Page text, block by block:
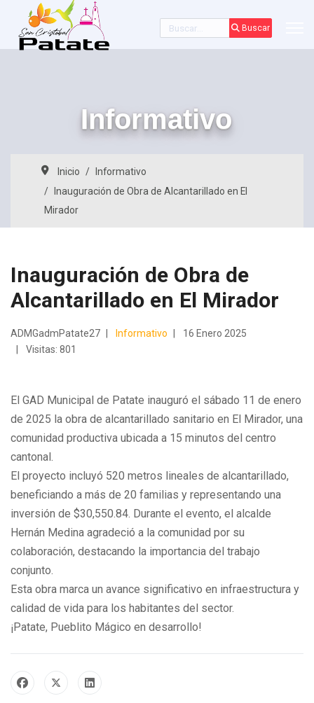
Buscar Buscar
Informativo
Inicio
Informativo
Inauguración de Obra de Alcantarillado en El
Mirador
Inauguración de Obra de
Alcantarillado en El Mirador
ADMGadmPatate27 Informativo
16 Enero 2025
Visitas: 801
El GAD Municipal de Patate inauguró el sábado 11 de enero
de 2025 la obra de alcantarillado sanitario en El Mirador, una
comunidad productiva ubicada a 15 minutos del centro
cantonal.
El proyecto incluyó 520 metros lineales de alcantarillado,
beneficiando a más de 20 familias y representando una
inversión de $30,550.84. Durante el evento, el alcalde
Hernán Medina agradeció a la comunidad por su
colaboración, destacando la importancia del trabajo
conjunto.
Esta obra marca un avance significativo en infraestructura y
calidad de vida para los habitantes del sector.
¡Patate, Pueblito Mágico en desarrollo!